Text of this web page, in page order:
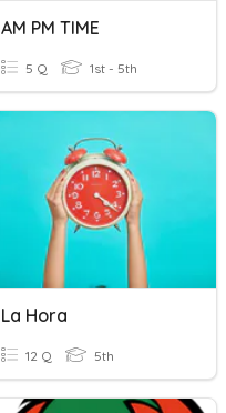
AM PM TIME
5 Q 1st - 5th
La Hora
12 Q 5th